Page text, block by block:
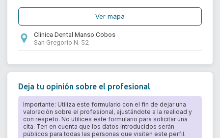
Ver mapa
Clinica Dental Manso Cobos
San Gregorio N. 52
Deja tu opinión sobre el profesional
Importante: Utiliza este formulario con el fin de dejar una
valoración sobre el profesional, ajustándote a la realidad y
con respeto. No utilices este formulario para solicitar una
cita. Ten en cuenta que los datos introducidos serán
públicos para todas las personas que visiten este perfil.